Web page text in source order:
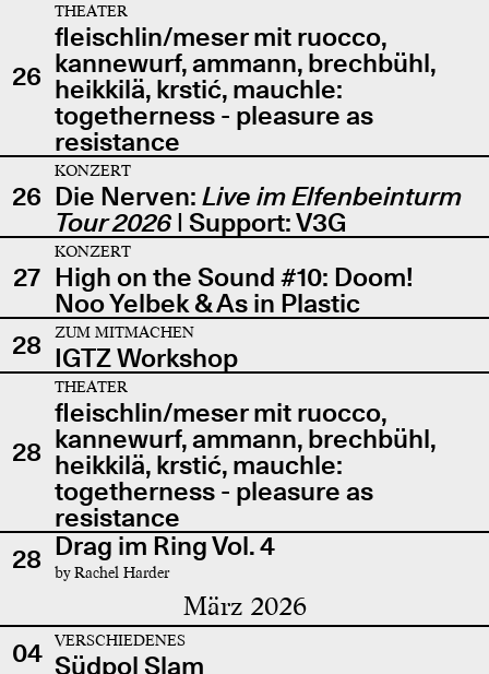
26
THEATER
fleischlin/meser mit ruocco,
kannewurf, ammann, brechbühl,
heikkilä, krstić, mauchle:
togetherness - pleasure as
resistance
26
KONZERT
Die Nerven: Live im Elfenbeinturm
Tour 2026| Support: V3G
27
KONZERT
High on the Sound #10: Doom!
Noo Yelbek & As in Plastic
28
ZUM MITMACHEN
IGTZ Workshop
28
THEATER
fleischlin/meser mit ruocco,
kannewurf, ammann, brechbühl,
heikkilä, krstić, mauchle:
togetherness - pleasure as
resistance
28 Drag im Ring Vol. 4
by Rachel Harder
März 2026
04 VERSCHIEDENES
Südpol Slam